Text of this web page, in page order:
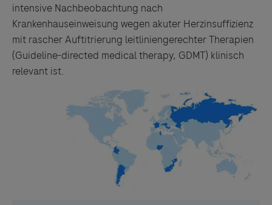
intensive Nachbeobachtung nach
Krankenhauseinweisung wegen akuter Herzinsuffizienz
mit rascher Auftitrierung leitliniengerechter Therapien
(Guideline-directed medical therapy, GDMT) klinisch
relevant ist.